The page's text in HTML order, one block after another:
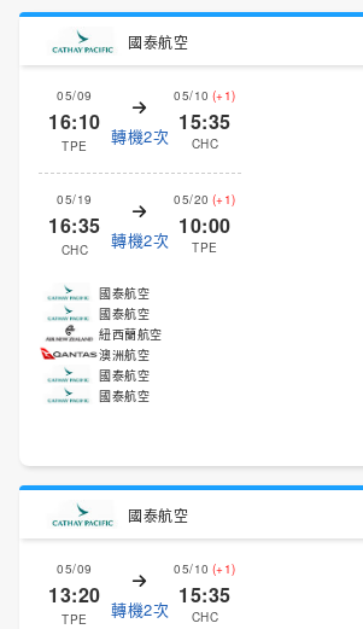
國泰航空
05/09
16:10
TPE 轉機2次
05/10 (+1)
15:35
CHC
05/19
16:35
CHC 轉機2次
05/20 (+1)
10:00
TPE
國泰航空
國泰航空
紐西蘭航空
澳洲航空
國泰航空
國泰航空
國泰航空
05/09
13:20
TPE 轉機2次
05/10 (+1)
15:35
CHC